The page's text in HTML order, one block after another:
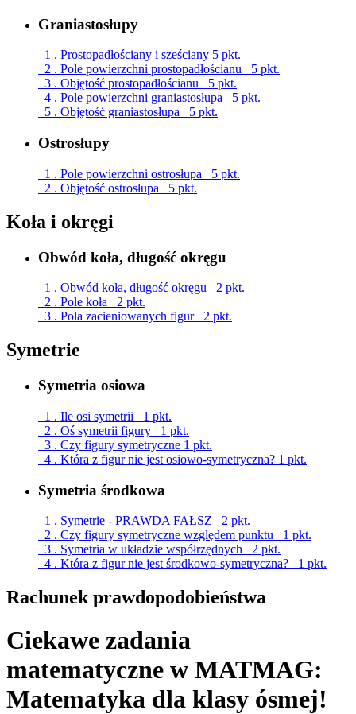
Graniastosłupy
1 . Prostopadłościany i sześciany 5 pkt.
2 . Pole powierzchni prostopadłościanu
5 pkt.
3 . Objętość prostopadłościanu
5 pkt.
4 . Pole powierzchni graniastosłupa
5 pkt.
5 . Objętość graniastosłupa
5 pkt.
Ostrosłupy
1 . Pole powierzchni ostrosłupa
5 pkt.
2 . Objętość ostrosłupa
5 pkt.
Koła i okręgi
Obwód koła, długość okręgu
1 . Obwód koła, długość okręgu
2 pkt.
2 . Pole koła
2 pkt.
3 . Pola zacieniowanych figur
2 pkt.
Symetrie
Symetria osiowa
1 . Ile osi symetrii
1 pkt.
2 . Oś symetrii figury
1 pkt.
3 . Czy figury symetryczne 1 pkt.
4 . Która z figur nie jest osiowo-symetryczna? 1 pkt.
Symetria środkowa
1 . Symetrie - PRAWDA FAŁSZ
2 pkt.
2 . Czy figury symetryczne względem punktu
1 pkt.
3 . Symetria w układzie współrzędnych
2 pkt.
4 . Która z figur nie jest środkowo-symetryczna?
1 pkt.
Rachunek prawdopodobieństwa
Ciekawe zadania
matematyczne w MATMAG:
Matematyka dla klasy ósmej!